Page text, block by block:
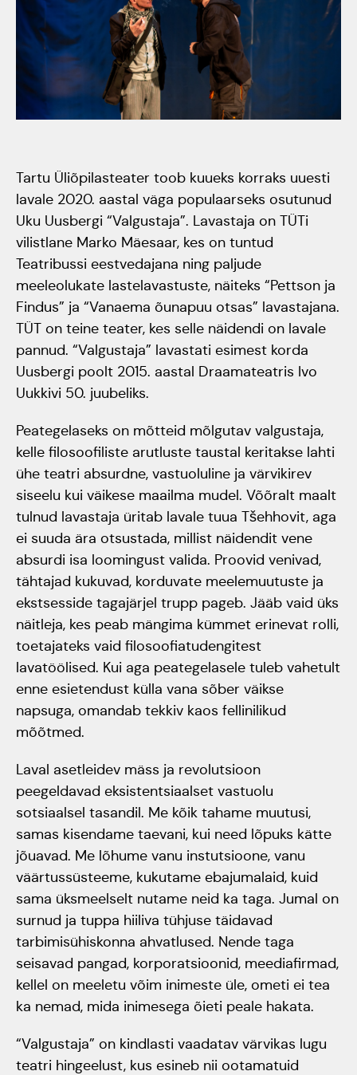
Tartumaa Tantsupidu
„Juure Juures”
Suudlev Tartu
18.05.2024
rahvatantsuansamblite
galakontsert
Vanemuise
kontserdimajas
25.november 2023
ERM tantsib
Jõuluootuskontsert
"Christmas Dreams"
4.detsembril 2023
Pauluse kirikus
XIX Gaudeamus
Vilniuses 2022
Tantsuetendus
"Loodud jääma"
Gaudeamus 65.
aastapäev
Emakeelne ülikool
tähistas sünnipäeva
Galakontsert
"Baltikum tantsib"
Üliõpilasmaja 20.
sünnipäev
Gaudeamus 2018
Tartus
Kulno
Kungla
Anne
Masing-
Luik
Tartu Üliõpilasteater toob kuueks korraks uuesti
lavale 2020. aastal väga populaarseks osutunud
Uku Uusbergi “Valgustaja”. Lavastaja on TÜTi
vilistlane Marko Mäesaar, kes on tuntud
Teatribussi eestvedajana ning paljude
meeleolukate lastelavastuste, näiteks “Pettson ja
Findus” ja “Vanaema õunapuu otsas” lavastajana.
TÜT on teine teater, kes selle näidendi on lavale
pannud. “Valgustaja” lavastati esimest korda
Uusbergi poolt 2015. aastal Draamateatris Ivo
Uukkivi 50. juubeliks.
Peategelaseks on mõtteid mõlgutav valgustaja,
kelle filosoofiliste arutluste taustal keritakse lahti
ühe teatri absurdne, vastuoluline ja värvikirev
siseelu kui väikese maailma mudel. Võõralt maalt
tulnud lavastaja üritab lavale tuua Tšehhovit, aga
ei suuda ära otsustada, millist näidendit vene
absurdi isa loomingust valida. Proovid venivad,
tähtajad kukuvad, korduvate meelemuutuste ja
ekstsesside tagajärjel trupp pageb. Jääb vaid üks
näitleja, kes peab mängima kümmet erinevat rolli,
toetajateks vaid filosoofiatudengitest
lavatöölised. Kui aga peategelasele tuleb vahetult
enne esietendust külla vana sõber väikse
napsuga, omandab tekkiv kaos fellinilikud
mõõtmed.
Laval asetleidev mäss ja revolutsioon
peegeldavad eksistentsiaalset vastuolu
sotsiaalsel tasandil. Me kõik tahame muutusi,
samas kisendame taevani, kui need lõpuks kätte
jõuavad. Me lõhume vanu instutsioone, vanu
väärtussüsteeme, kukutame ebajumalaid, kuid
sama üksmeelselt nutame neid ka taga. Jumal on
surnud ja tuppa hiiliva tühjuse täidavad
tarbimisühiskonna ahvatlused. Nende taga
seisavad pangad, korporatsioonid, meediafirmad,
kellel on meeletu võim inimeste üle, ometi ei tea
ka nemad, mida inimesega õieti peale hakata.
“Valgustaja” on kindlasti vaadatav värvikas lugu
teatri hingeelust, kus esineb nii ootamatuid